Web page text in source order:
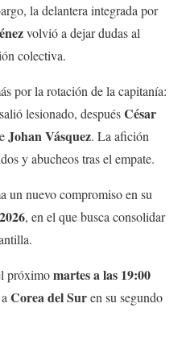
la delantera integrada por
volvió a dejar dudas al
colectiva.
por la rotación de la capitanía:
lesionado, despuésCésar
Johan Vásquez. La afición
y abucheos tras el empate.
un nuevo compromiso en su
, en el que busca consolidar
próximomartes a las 19:00
Corea del Suren su segundo